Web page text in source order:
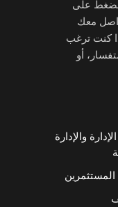
على
معك
كنت ترغب
أو
والإدارة
المستثمرين